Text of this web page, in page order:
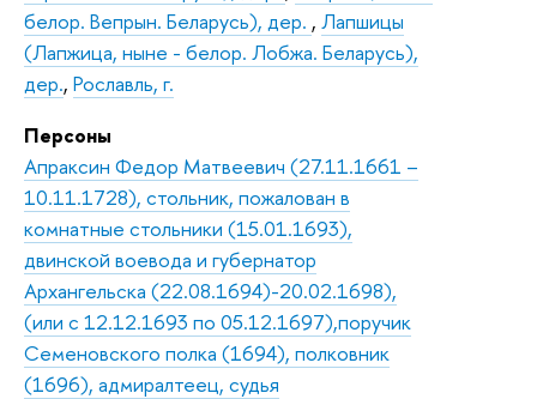
белор. Вепрын. Беларусь), дер. , Лапшицы
(Лапжица, ныне - белор. Лобжа. Беларусь),
дер., Рославль, г.
Персоны
Апраксин Федор Матвеевич (27.11.1661 –
10.11.1728), стольник, пожалован в
комнатные стольники (15.01.1693),
двинской воевода и губернатор
Архангельска (22.08.1694)-20.02.1698),
(или с 12.12.1693 по 05.12.1697),поручик
Семеновского полка (1694), полковник
(1696), адмиралтеец, судья